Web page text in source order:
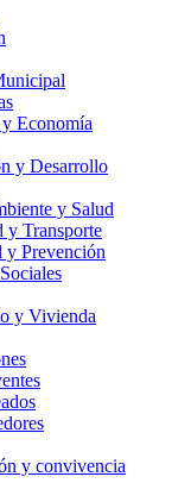
Economía
y Desarrollo
y Salud
Transporte
y Prevención
y Vivienda
y convivencia